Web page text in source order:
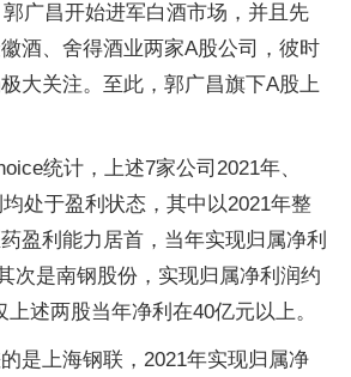
广昌开始进军白酒市场，并且先
酒、舍得酒业两家A股公司，彼时
大关注。至此，郭广昌旗下A股上
统计，上述7家公司2021年、
处于盈利状态，其中以2021年整
盈利能力居首，当年实现归属净利
次是南钢股份，实现归属净利润约
述两股当年净利在40亿元以上。
是上海钢联，2021年实现归属净